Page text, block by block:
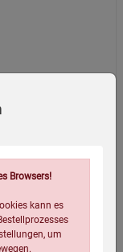
Browsers!
kann es
um